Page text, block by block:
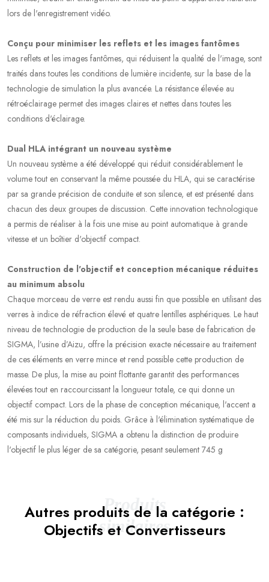
lors de l'enregistrement vidéo.
Conçu pour minimiser les reflets et les images fantômes
Les reflets et les images fantômes, qui réduisent la qualité de l'image, sont
traités dans toutes les conditions de lumière incidente, sur la base de la
technologie de simulation la plus avancée. La résistance élevée au
rétroéclairage permet des images claires et nettes dans toutes les
conditions d'éclairage.
Dual HLA intégrant un nouveau système
Un nouveau système a été développé qui réduit considérablement le
volume tout en conservant la même poussée du HLA, qui se caractérise
par sa grande précision de conduite et son silence, et est présenté dans
chacun des deux groupes de discussion. Cette innovation technologique
a permis de réaliser à la fois une mise au point automatique à grande
vitesse et un boîtier d'objectif compact.
Construction de l'objectif et conception mécanique réduites
au minimum absolu
Chaque morceau de verre est rendu aussi fin que possible en utilisant des
verres à indice de réfraction élevé et quatre lentilles asphériques. Le haut
niveau de technologie de production de la seule base de fabrication de
SIGMA, l’usine d’Aizu, offre la précision exacte nécessaire au traitement
de ces éléments en verre mince et rend possible cette production de
masse. De plus, la mise au point flottante garantit des performances
élevées tout en raccourcissant la longueur totale, ce qui donne un
objectif compact. Lors de la phase de conception mécanique, l'accent a
été mis sur la réduction du poids. Grâce à l'élimination systématique de
composants individuels, SIGMA a obtenu la distinction de produire
l'objectif le plus léger de sa catégorie, pesant seulement 745 g
Produits
similaires
Autres produits de la catégorie :
Objectifs et Convertisseurs